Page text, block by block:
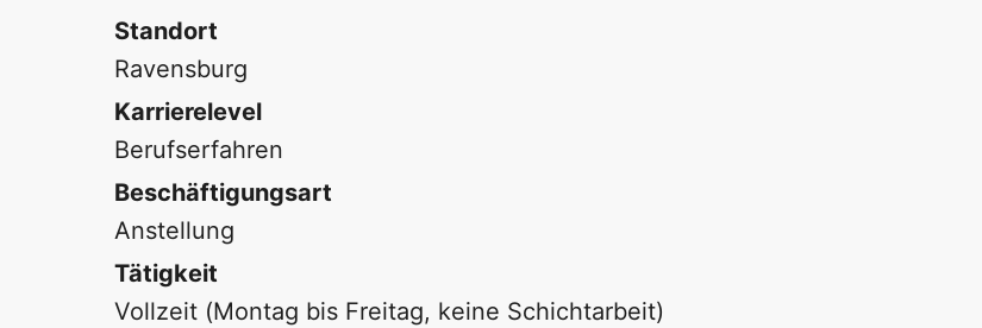
Standort
Ravensburg
Karrierelevel
Berufserfahren
Beschäftigungsart
Anstellung
Tätigkeit
Vollzeit (Montag bis Freitag, keine Schichtarbeit)